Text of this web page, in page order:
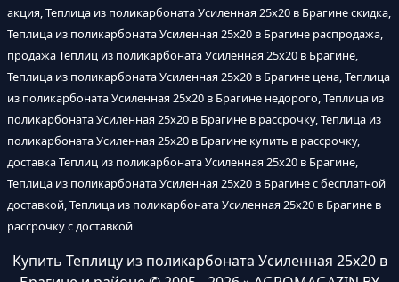
акция, Теплица из поликарбоната Усиленная 25х20 в Брагине скидка,
Теплица из поликарбоната Усиленная 25х20 в Брагине распродажа,
продажа Теплиц из поликарбоната Усиленная 25х20 в Брагине,
Теплица из поликарбоната Усиленная 25х20 в Брагине цена, Теплица
из поликарбоната Усиленная 25х20 в Брагине недорого, Теплица из
поликарбоната Усиленная 25х20 в Брагине в рассрочку, Теплица из
поликарбоната Усиленная 25х20 в Брагине купить в рассрочку,
доставка Теплиц из поликарбоната Усиленная 25х20 в Брагине,
Теплица из поликарбоната Усиленная 25х20 в Брагине с бесплатной
доставкой, Теплица из поликарбоната Усиленная 25х20 в Брагине в
рассрочку с доставкой
Купить Теплицу из поликарбоната Усиленная 25х20 в